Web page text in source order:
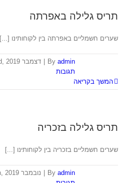
תריס גלילה באפרתה
שערים חשמליים באפרתה בין לקוחותינו [...]
Byadmin דצמבר 3rd, 2019
תגובות
המשך בקריאה
תריס גלילה בזכריה
שערים חשמליים בזכריה בין לקוחותינו [...]
Byadmin נובמבר 6th, 2019